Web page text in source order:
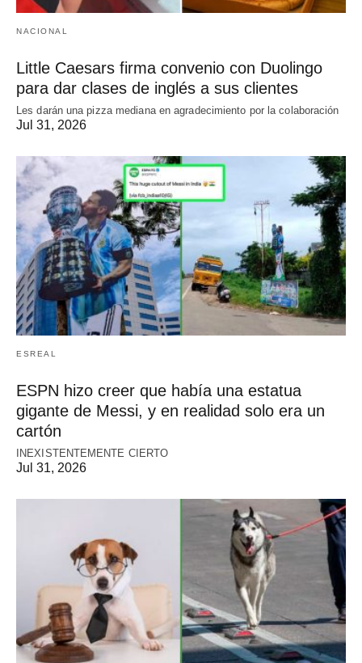
NACIONAL
Little Caesars firma convenio con Duolingo
para dar clases de inglés a sus clientes
Les darán una pizza mediana en agradecimiento por la colaboración
Jul 31, 2026
ESREAL
ESPN hizo creer que había una estatua
gigante de Messi, y en realidad solo era un
cartón
INEXISTENTEMENTE CIERTO
Jul 31, 2026